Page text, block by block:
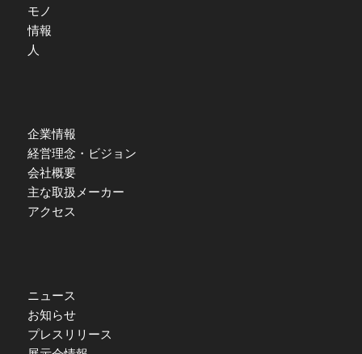
モノ
情報
人
企業情報
経営理念・ビジョン
会社概要
主な取扱メーカー
アクセス
ニュース
お知らせ
プレスリリース